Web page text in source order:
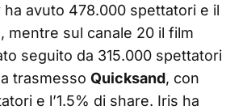
ha avuto 478.000 spettatori e il
mentre sul canale 20 il film
seguito da 315.000 spettatori
trasmesso Quicksand, con
e l’1.5% di share. Iris ha